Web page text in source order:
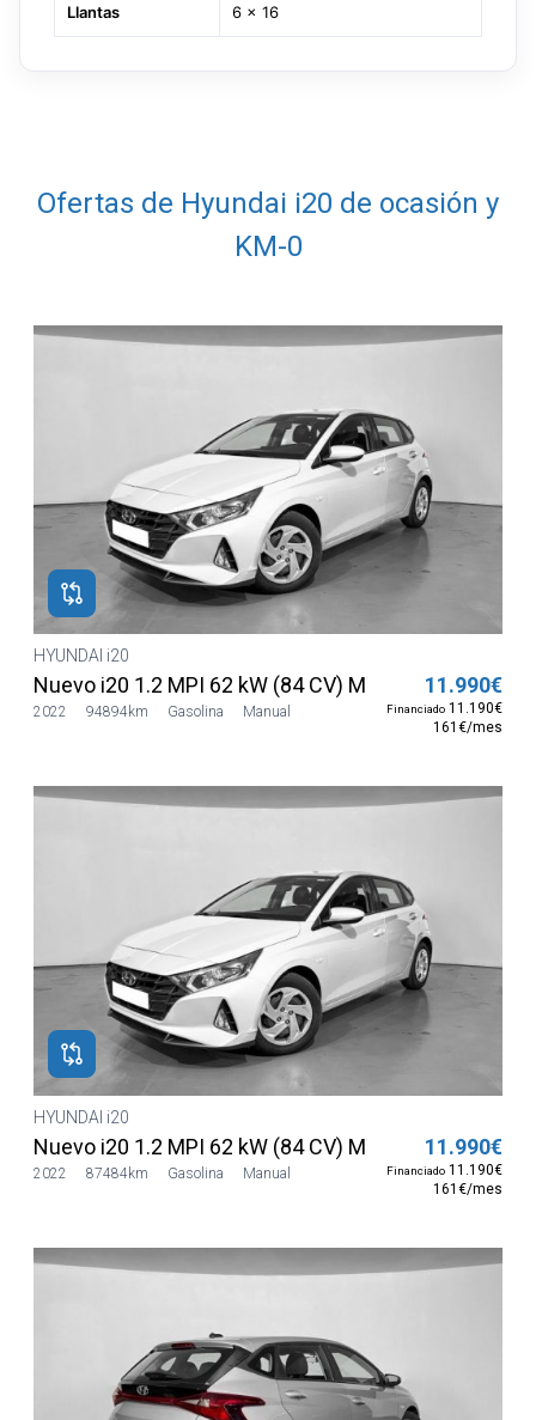
Llantas 6 x 16
Ofertas de Hyundai i20 de ocasión y
KM-0
HYUNDAI i20
Nuevo i20 1.2 MPI 62 kW (84 CV) MT5 2WD Sense
2022 94894km Gasolina Manual
11.990€
Financiado 11.190€
161€/mes
HYUNDAI i20
Nuevo i20 1.2 MPI 62 kW (84 CV) MT5 2WD Sense
2022 87484km Gasolina Manual
11.990€
Financiado 11.190€
161€/mes